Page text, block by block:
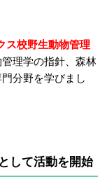
ス校野生動物管理
理学の指針、森林
分野を学びまし
して活動を開始